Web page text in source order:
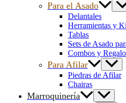
Para el Asado
Delantales
Herramientas y
Tablas
Sets de Asado
Combos y
Para Afilar
Piedras de Afilar
Chairas
Marroquinería